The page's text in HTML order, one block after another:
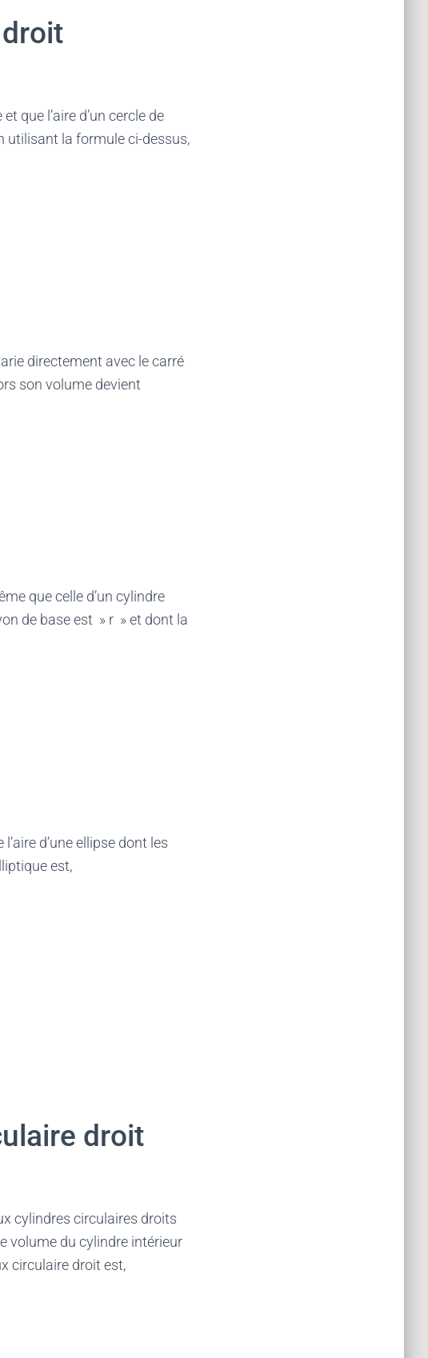
que l’aire d’un cercle de
utilisant la formule ci-dessus,
directement avec le carré
son volume devient
que celle d’un cylindre
de base est » r » et dont la
d’une ellipse dont les
est,
droit
cylindres circulaires droits
volume du cylindre intérieur
circulaire droit est,